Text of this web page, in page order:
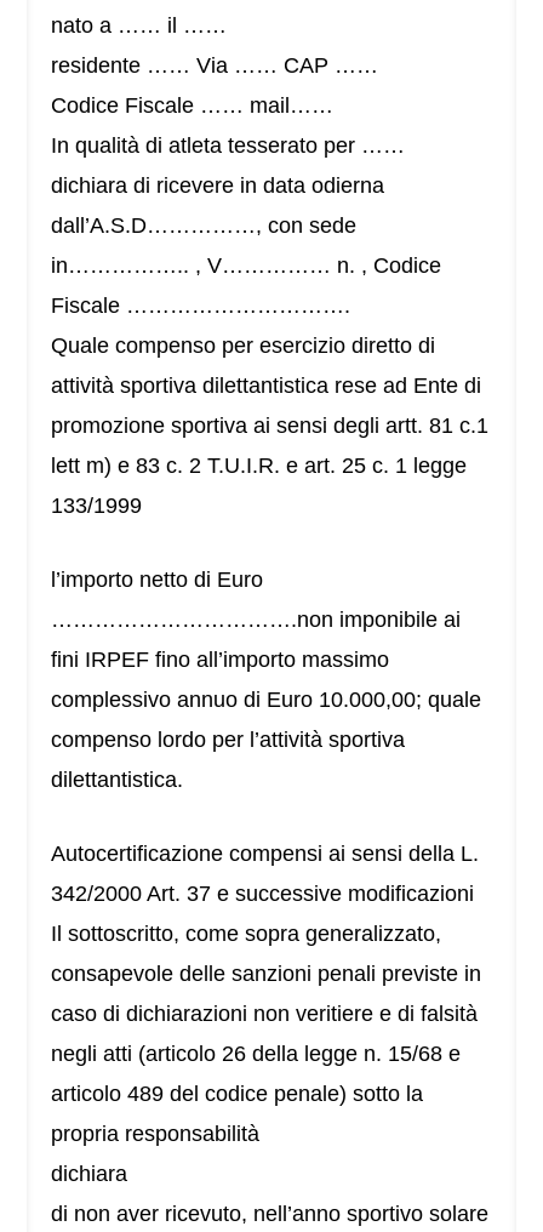
nato a …… il ……
residente …… Via …… CAP ……
Codice Fiscale …… mail……
In qualità di atleta tesserato per ……
dichiara di ricevere in data odierna
dall’A.S.D……………, con sede
in…………….. , V…………… n. , Codice
Fiscale ………………………….
Quale compenso per esercizio diretto di
attività sportiva dilettantistica rese ad Ente di
promozione sportiva ai sensi degli artt. 81 c.1
lett m) e 83 c. 2 T.U.I.R. e art. 25 c. 1 legge
133/1999
l’importo netto di Euro
…………………………….non imponibile ai
fini IRPEF fino all’importo massimo
complessivo annuo di Euro 10.000,00; quale
compenso lordo per l’attività sportiva
dilettantistica.
Autocertificazione compensi ai sensi della L.
342/2000 Art. 37 e successive modificazioni
Il sottoscritto, come sopra generalizzato,
consapevole delle sanzioni penali previste in
caso di dichiarazioni non veritiere e di falsità
negli atti (articolo 26 della legge n. 15/68 e
articolo 489 del codice penale) sotto la
propria responsabilità
dichiara
di non aver ricevuto, nell’anno sportivo solare